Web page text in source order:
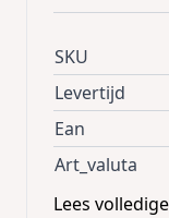
SKU
Levertijd
Ean
Art_valuta
Lees